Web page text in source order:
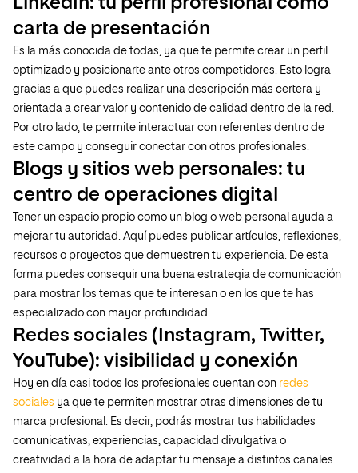
carta de presentación
Es la más conocida de todas, ya que te permite crear un perfil
optimizado y posicionarte ante otros competidores. Esto logra
gracias a que puedes realizar una descripción más certera y
orientada a crear valor y contenido de calidad dentro de la red.
Por otro lado, te permite interactuar con referentes dentro de
este campo y conseguir conectar con otros profesionales.
Blogs y sitios web personales: tu
centro de operaciones digital
Tener un espacio propio como un blog o web personal ayuda a
mejorar tu autoridad. Aquí puedes publicar artículos, reflexiones,
recursos o proyectos que demuestren tu experiencia. De esta
forma puedes conseguir una buena estrategia de comunicación
para mostrar los temas que te interesan o en los que te has
especializado con mayor profundidad.
Redes sociales (Instagram, Twitter,
YouTube): visibilidad y conexión
Hoy en día casi todos los profesionales cuentan con redes
sociales ya que te permiten mostrar otras dimensiones de tu
marca profesional. Es decir, podrás mostrar tus habilidades
comunicativas, experiencias, capacidad divulgativa o
creatividad a la hora de adaptar tu mensaje a distintos canales